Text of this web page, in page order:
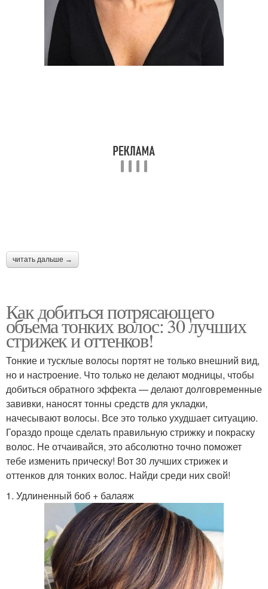
читать дальше →
Как добиться потрясающего
объема тонких волос: 30 лучших
стрижек и оттенков!
Тонкие и тусклые волосы портят не только внешний вид,
но и настроение. Что только не делают модницы, чтобы
добиться обратного эффекта — делают долговременные
завивки, наносят тонны средств для укладки,
начесывают волосы. Все это только ухудшает ситуацию.
Гораздо проще сделать правильную стрижку и покраску
волос. Не отчаивайся, это абсолютно точно поможет
тебе изменить прическу! Вот 30 лучших стрижек и
оттенков для тонких волос. Найди среди них свой!
1. Удлиненный боб + балаяж